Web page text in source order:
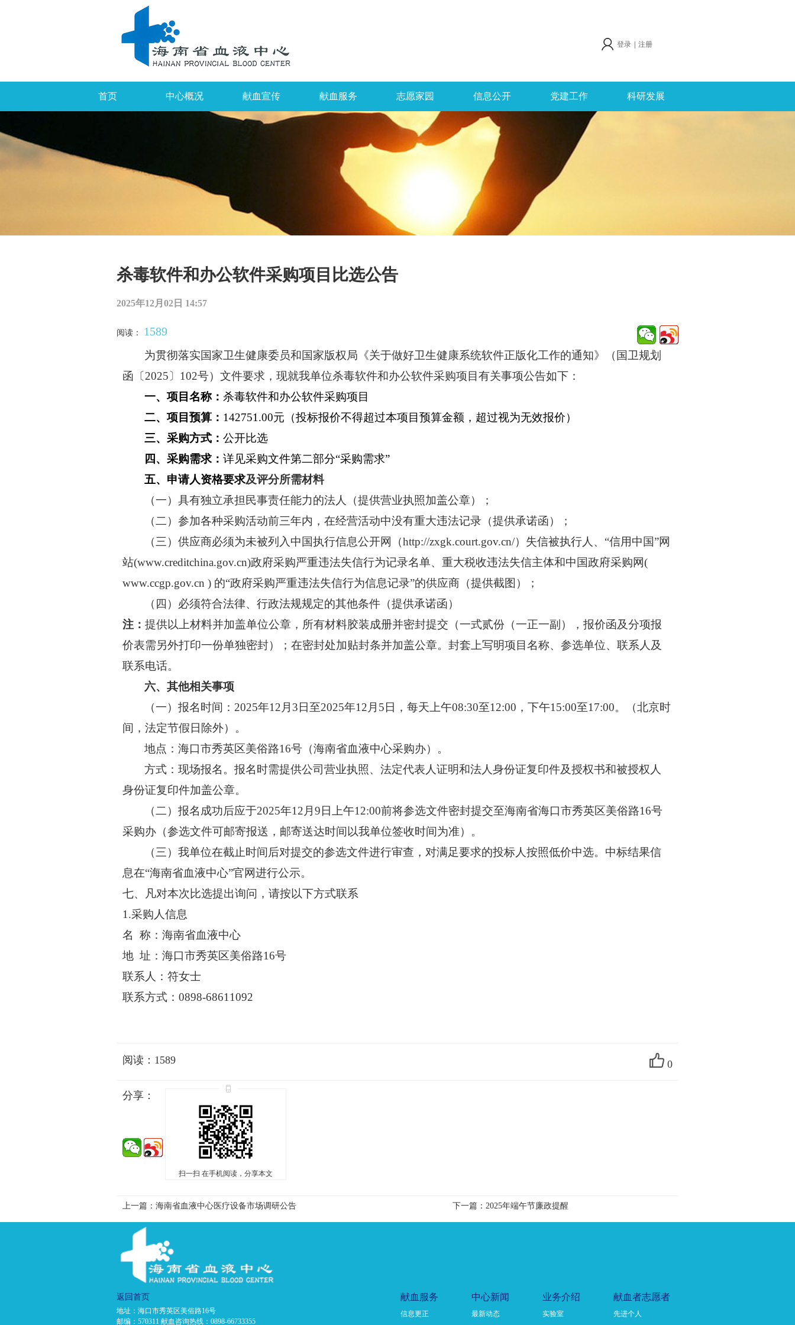
登录 注册
首页 中心概况 献血宣传 献血服务 志愿家园 信息公开 党建工作 科研发展
杀毒软件和办公软件采购项目比选公告
2025年12月02日 14:57
阅读： 1589
为贯彻落实国家卫生健康委员和国家版权局《关于做好卫生健康系统软件正版化工作的通知》（国卫规划
函〔2025〕102号） 文件要求 ，现就我单位杀毒软件和办公软件采购项目有关事项公告如下：
一、项目名称： 杀毒软件和办公软件采购项目
二、项目预算： 142751.00元（投标报价不得超过本项目预算金额，超过视为无效报价）
三、采购方式：公开比选
四、采购需求：详见采购文件第二部分“采购需求”
五、申请人资格要求及评分所需材料
（一）具有独立承担民事责任能力的法人（提供营业执照加盖公章）；
（二）参加各种采购活动前三年内，在经营活动中没有重大违法记录（提供承诺函）；
（三）供应商必须为未被列入中国执行信息公开网（http://zxgk.court.gov.cn/）失信被执行人、“信用中国”网
站(www.creditchina.gov.cn)政府采购严重违法失信行为记录名单、重大税收违法失信主体和中国政府采购网(
www.ccgp.gov.cn ) 的“政府采购严重违法失信行为信息记录”的供应商（提供截图 ）；
（ 四 ）必须符合法律、行政法规规定的其他条件（提供承诺函）
注： 提供以上材料并加盖单位公章，所有材料胶装成册并密封提交 （一式贰份（一正一副），报价函及分项报
价表需另外打印一份单独密封）
；在密封处加贴封条并加盖公章。封套上写明项目名称、参选单位、联系人及
联系电话。
六、其他相关事项
（一）报名时间：2025年12月3日至2025年12月5日，每天上午08:30至12:00，下午15:00至17:00。（北京时
间，法定节假日除外）。
地点：海口市秀英区美俗路16号（海南省血液中心采购办）。
方式：现场报名。报名时需提供公司营业执照、法定代表人证明和法人身份证复印件及授权书和被授权人
身份证复印件加盖公章。
（二）报名成功后应于2025年12月9日上午12:00前将参选文件密封提交至海南省海口市秀英区美俗路16号
采购办（参选文件可邮寄报送，邮寄送达时间以我单位签收时间为准）。
（三）我单位在截止时间后对提交的参选文件进行审查，对满足要求的投标人按照低价中选。中标结果信
息在“海南省血液中心”官网进行公示。
七、凡对本次比选提出询问，请按以下方式联系
1.采购人信息
名
称：海南省血液中心
地 址：海口市秀英区美俗路16号
联系人：符女士
联系方式： 0898-68611092
阅读：1589 0
分享：
扫一扫 在手机阅读，分享本文
上一篇：海南省血液中心医疗设备市场调研公告 下一篇：2025年端午节廉政提醒
返回首页
地址：海口市秀英区美俗路16号
邮编：570311 献血咨询热线：0898-66733355
献血服务
信息更正
中心新闻
最新动态
业务介绍
实验室
献血者志愿者
先进个人